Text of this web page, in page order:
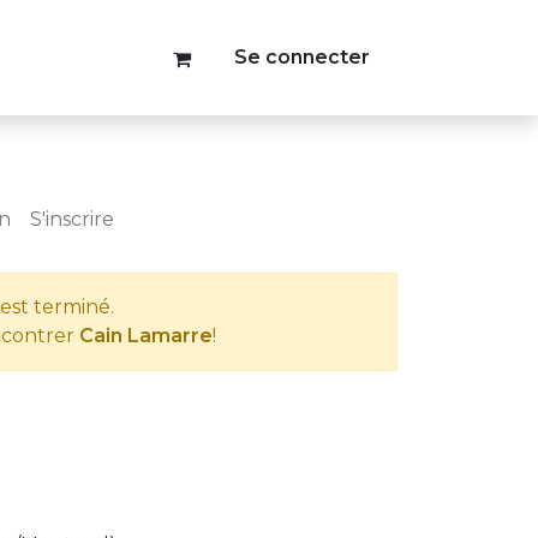
Se connecter
S'inscrire
est terminé.
Cain Lamarre!